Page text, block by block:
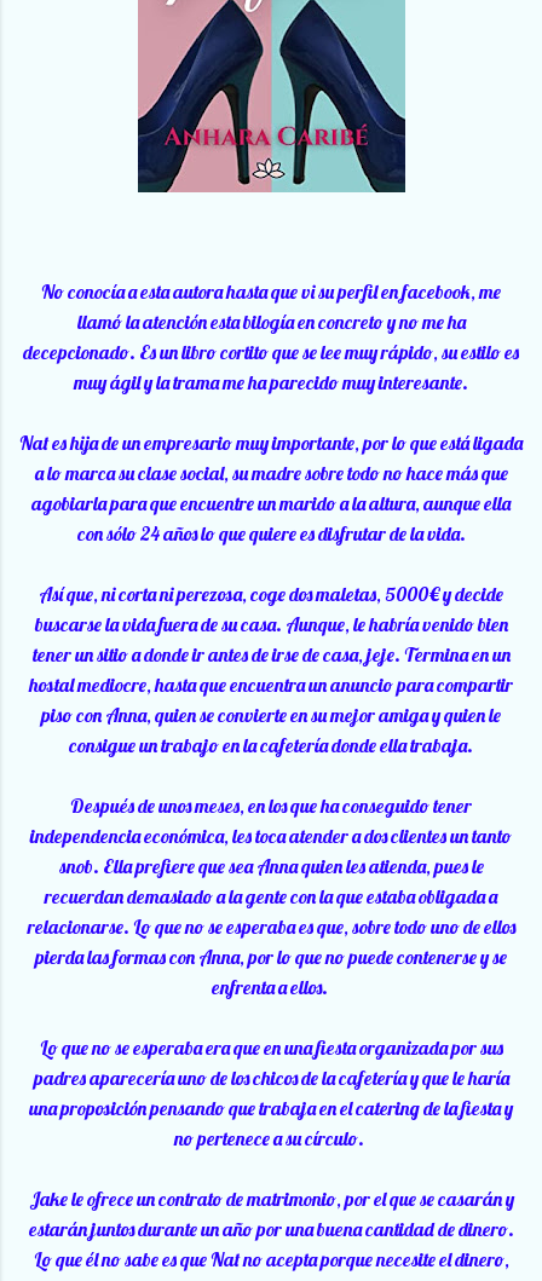
No conocía a esta autora hasta que vi su perfil en facebook, me
llamó la atención esta bilogía en concreto y no me ha
decepcionado. Es un libro cortito que se lee muy rápido, su estilo es
muy ágil y la trama me ha parecido muy interesante.
Nat es hija de un empresario muy importante, por lo que está ligada
a lo marca su clase social, su madre sobre todo no hace más que
agobiarla para que encuentre un marido a la altura, aunque ella
con sólo 24 años lo que quiere es disfrutar de la vida.
Así que, ni corta ni perezosa, coge dos maletas, 5000€ y decide
buscarse la vida fuera de su casa. Aunque, le habría venido bien
tener un sitio a donde ir antes de irse de casa, jeje. Termina en un
hostal mediocre, hasta que encuentra un anuncio para compartir
piso con Anna, quien se convierte en su mejor amiga y quien le
consigue un trabajo en la cafetería donde ella trabaja.
Después de unos meses, en los que ha conseguido tener
independencia económica, les toca atender a dos clientes un tanto
snob. Ella prefiere que sea Anna quien les atienda, pues le
recuerdan demasiado a la gente con la que estaba obligada a
relacionarse. Lo que no se esperaba es que, sobre todo uno de ellos
pierda las formas con Anna, por lo que no puede contenerse y se
enfrenta a ellos.
Lo que no se esperaba era que en una fiesta organizada por sus
padres aparecería uno de los chicos de la cafetería y que le haría
una proposición pensando que trabaja en el catering de la fiesta y
no pertenece a su círculo.
Jake le ofrece un contrato de matrimonio, por el que se casarán y
estarán juntos durante un año por una buena cantidad de dinero.
Lo que él no sabe es que Nat no acepta porque necesite el dinero,